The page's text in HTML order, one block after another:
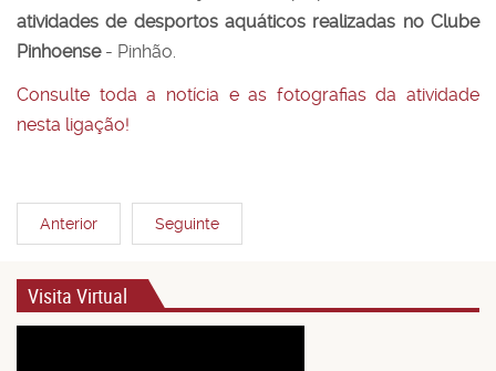
atividades de desportos aquáticos realizadas no Clube
Pinhoense- Pinhão.
Consulte toda a notícia e as fotografias da atividade
nesta ligação!
Anterior Seguinte
Visita Virtual